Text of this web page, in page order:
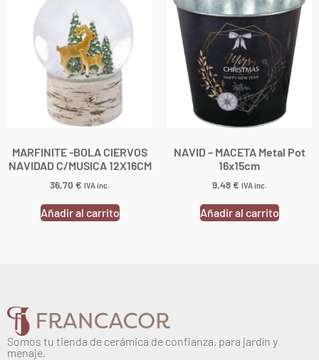
MARFINITE -BOLA CIERVOS
NAVIDAD C/MUSICA 12X16CM
36,70 € IVA inc.
Añadir al carrito
NAVID – MACETA Metal Pot
16x15cm
9,48€ IVA inc.
Añadir al carrito
Somos tu tienda de cerámica de confianza, para jardín y
menaje.